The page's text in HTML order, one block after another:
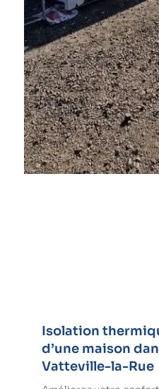
Isolation
d’une maison
Vatteville-la-Rue